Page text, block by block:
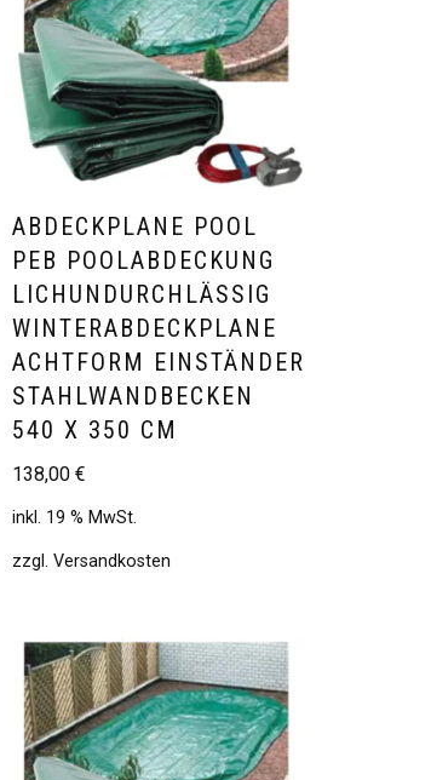
ABDECKPLANE POOL
PEB POOLABDECKUNG
LICHUNDURCHLÄSSIG
WINTERABDECKPLANE
ACHTFORM EINSTÄNDER
STAHLWANDBECKEN
540 X 350 CM
138,00€
inkl. 19 % MwSt.
zzgl.Versandkosten